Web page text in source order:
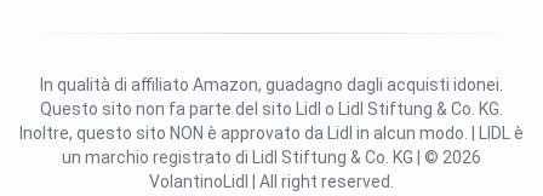
Questo sito non fa parte del sito Lidl o Lidl Stiftung & Co. KG.
Inoltre, questo sito NON è approvato da Lidl in alcun modo. | LIDL è
un marchio registrato di Lidl Stiftung & Co. KG | © 2026
VolantinoLidl | All right reserved.
In qualità di affiliato Amazon, guadagno dagli acquisti idonei.